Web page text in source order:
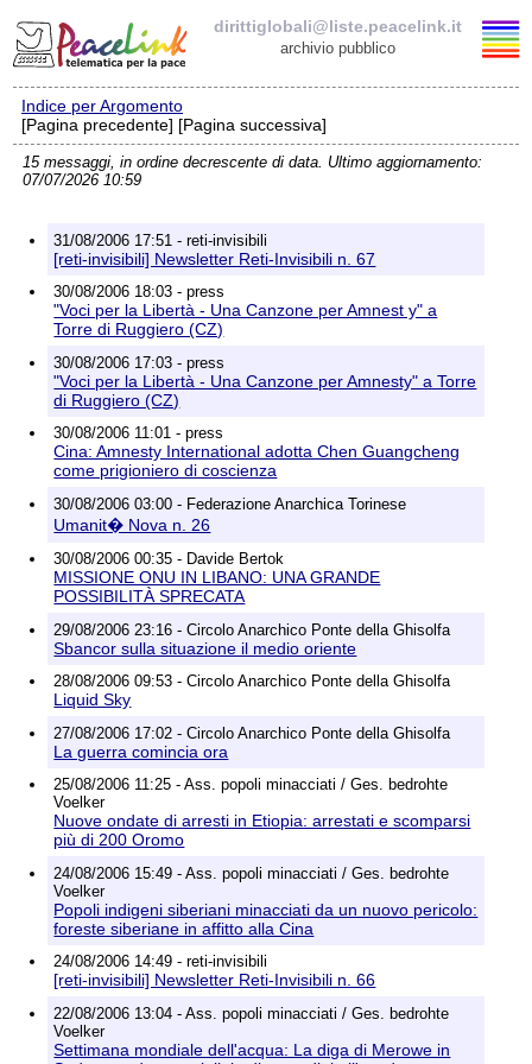
dirittiglobali@liste.peacelink.it
archivio pubblico
Elenco delle liste
dirittiglobali@liste.peacelink.it
Informativa sulla privacy
Richieste di rimozione
Indice per Argomento
[Pagina precedente] [Pagina successiva]
15 messaggi, in ordine decrescente di data. Ultimo aggiornamento:
07/07/2026 10:59
31/08/2006 17:51 - reti-invisibili
[reti-invisibili] Newsletter Reti-Invisibili n. 67
30/08/2006 18:03 - press
"Voci per la Libertà - Una Canzone per Amnest y" a
Torre di Ruggiero (CZ)
30/08/2006 17:03 - press
"Voci per la Libertà - Una Canzone per Amnesty" a Torre
di Ruggiero (CZ)
30/08/2006 11:01 - press
Cina: Amnesty International adotta Chen Guangcheng
come prigioniero di coscienza
30/08/2006 03:00 - Federazione Anarchica Torinese
Umanit� Nova n. 26
30/08/2006 00:35 - Davide Bertok
MISSIONE ONU IN LIBANO: UNA GRANDE
POSSIBILITÀ SPRECATA
29/08/2006 23:16 - Circolo Anarchico Ponte della Ghisolfa
Sbancor sulla situazione il medio oriente
28/08/2006 09:53 - Circolo Anarchico Ponte della Ghisolfa
Liquid Sky
27/08/2006 17:02 - Circolo Anarchico Ponte della Ghisolfa
La guerra comincia ora
25/08/2006 11:25 - Ass. popoli minacciati / Ges. bedrohte
Voelker
Nuove ondate di arresti in Etiopia: arrestati e scomparsi
più di 200 Oromo
24/08/2006 15:49 - Ass. popoli minacciati / Ges. bedrohte
Voelker
Popoli indigeni siberiani minacciati da un nuovo pericolo:
foreste siberiane in affitto alla Cina
24/08/2006 14:49 - reti-invisibili
[reti-invisibili] Newsletter Reti-Invisibili n. 66
22/08/2006 13:04 - Ass. popoli minacciati / Ges. bedrohte
Voelker
Settimana mondiale dell'acqua: La diga di Merowe in